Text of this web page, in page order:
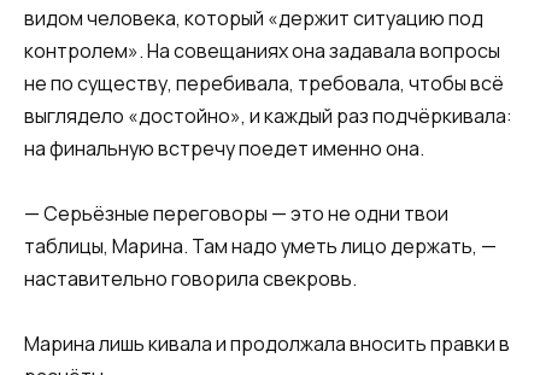
видом человека, который «держит ситуацию под
контролем». На совещаниях она задавала вопросы
не по существу, перебивала, требовала, чтобы всё
выглядело «достойно», и каждый раз подчёркивала:
на финальную встречу поедет именно она.
— Серьёзные переговоры — это не одни твои
таблицы, Марина. Там надо уметь лицо держать, —
наставительно говорила свекровь.
Марина лишь кивала и продолжала вносить правки в